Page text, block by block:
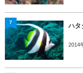
ハタ
2014
7